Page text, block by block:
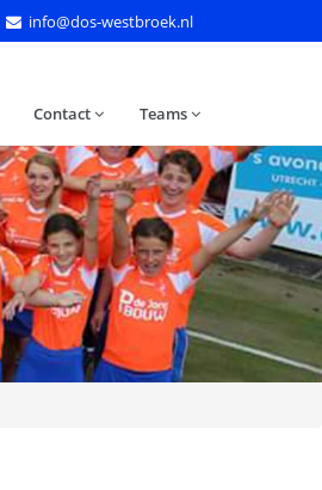
info@dos-westbroek.nl
Contact Teams